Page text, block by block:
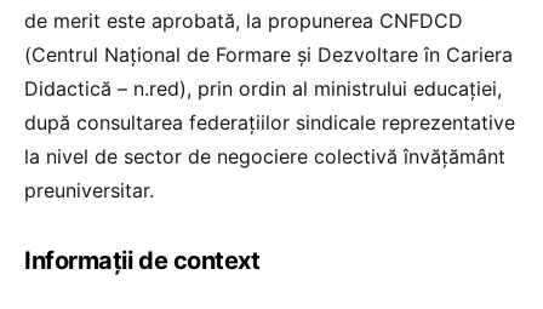
de merit este aprobată, la propunerea CNFDCD
(Centrul Național de Formare și Dezvoltare în Cariera
Didactică – n.red), prin ordin al ministrului educației,
după consultarea federațiilor sindicale reprezentative
la nivel de sector de negociere colectivă învățământ
preuniversitar.
Informații de context